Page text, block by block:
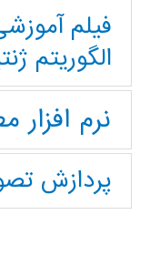
فیلم
الگوریتم
نرم افزار
پردازش